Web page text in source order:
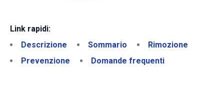
Link rapidi:
Descrizione
Sommario
Rimozione
Prevenzione
Domande frequenti